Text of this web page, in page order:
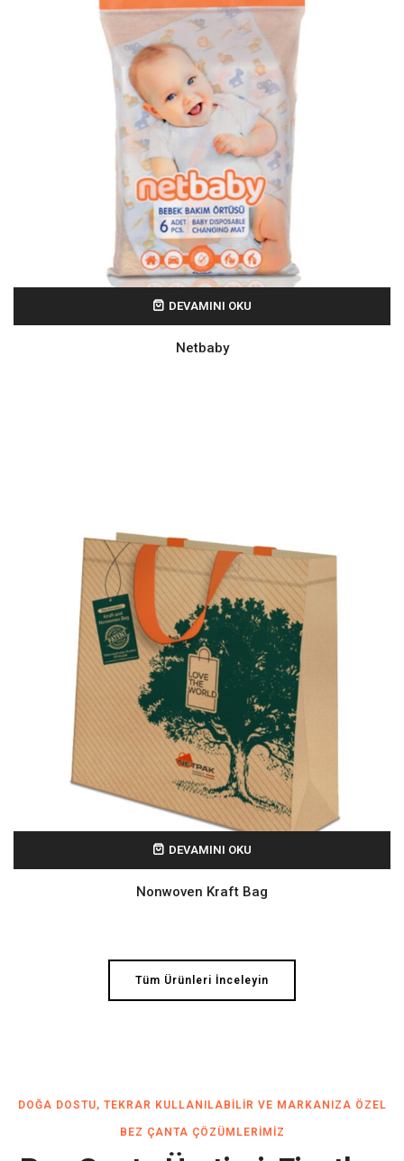
DEVAMINI OKU
Netbaby
DEVAMINI OKU
Nonwoven Kraft Bag
Tüm Ürünleri İnceleyin
DOĞA DOSTU, TEKRAR KULLANILABILIR VE MARKANIZA ÖZEL
BEZ ÇANTA ÇÖZÜMLERIMIZ